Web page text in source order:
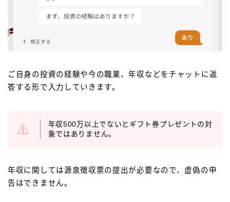
ご自身の投資の経験や今の職業、年収などをチャットに返
答する形で入力していきます。
年収500万以上でないとギフト券プレゼントの対
象ではありません。
年収に関しては源泉徴収票の提出が必要なので、虚偽の申
告はできません。